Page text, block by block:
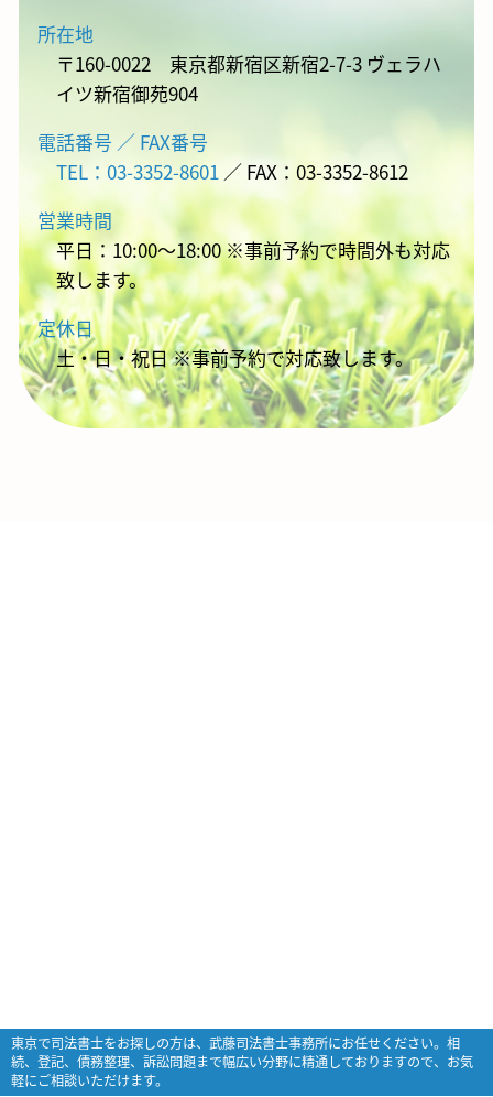
所在地
〒160-0022 東京都新宿区新宿2-7-3 ヴェラハ
イツ新宿御苑904
電話番号 ／ FAX番号
TEL：03-3352-8601 ／ FAX：03-3352-8612
営業時間
平日：10:00～18:00 ※事前予約で時間外も対応
致します。
定休日
土・日・祝日 ※事前予約で対応致します。
東京で司法書士をお探しの方は、武藤司法書士事務所にお任せください。相
続、登記、債務整理、訴訟問題まで幅広い分野に精通しておりますので、お気
軽にご相談いただけます。